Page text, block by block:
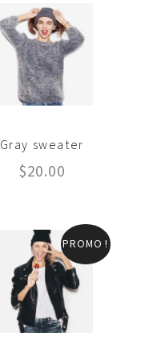
Gray sweater
$20.00
PROMO !